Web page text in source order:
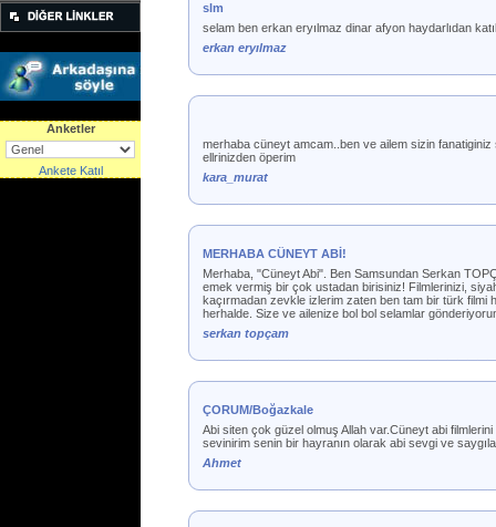
Anketler
Ankete Katıl
slm
selam ben erkan eryılmaz dinar afyon haydarlıdan
erkan eryılmaz
merhaba cüneyt amcam..ben ve ailem sizin fanatiginiz
ellrinizden öperim
kara_murat
MERHABA CÜNEYT ABİ!
Merhaba, "Cüneyt Abi". Ben Samsundan Serkan
emek vermiş bir çok ustadan birisiniz! Filmlerinizi,
kaçırmadan zevkle izlerim zaten ben tam bir türk filmi
herhalde. Size ve ailenize bol bol selamlar
serkan topçam
ÇORUM/Boğazkale
Abi siten çok güzel olmuş Allah var.Cüneyt abi
sevinirim senin bir hayranın olarak abi sevgi ve
Ahmet